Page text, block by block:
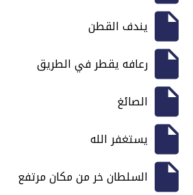
يندف القطن
رعافه يقطر في الطريق
الصائغ
يستغفر الله
السلطان خر من مكان مرتفع